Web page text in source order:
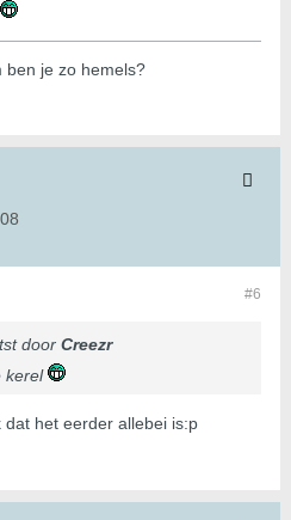
ben je zo hemels?
#6
door Creezr
kerel
het eerder allebei is:p